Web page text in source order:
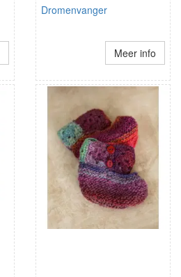
Dromenvanger
Meer info